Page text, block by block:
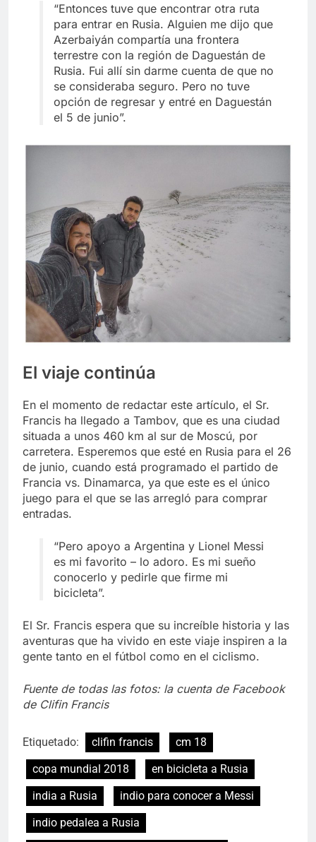
“Entonces tuve que encontrar otra ruta
para entrar en Rusia. Alguien me dijo que
Azerbaiyán compartía una frontera
terrestre con la región de Daguestán de
Rusia. Fui allí sin darme cuenta de que no
se consideraba seguro. Pero no tuve
opción de regresar y entré en Daguestán
el 5 de junio”.
El viaje continúa
En el momento de redactar este artículo, el Sr.
Francis ha llegado a Tambov, que es una ciudad
situada a unos 460 km al sur de Moscú, por
carretera. Esperemos que esté en Rusia para el 26
de junio, cuando está programado el partido de
Francia vs. Dinamarca, ya que este es el único
juego para el que se las arregló para comprar
entradas.
“Pero apoyo a Argentina y Lionel Messi
es mi favorito – lo adoro. Es mi sueño
conocerlo y pedirle que firme mi
bicicleta”.
El Sr. Francis espera que su increíble historia y las
aventuras que ha vivido en este viaje inspiren a la
gente tanto en el fútbol como en el ciclismo.
Fuente de todas las fotos: la cuenta de Facebook
de Clifin Francis
Etiquetado: clifin francis
cm 18
copa mundial 2018
en bicicleta a Rusia
india a Rusia
indio para conocer a Messi
indio pedalea a Rusia